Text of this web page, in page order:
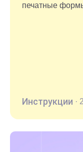
печатные
Инструкции ·